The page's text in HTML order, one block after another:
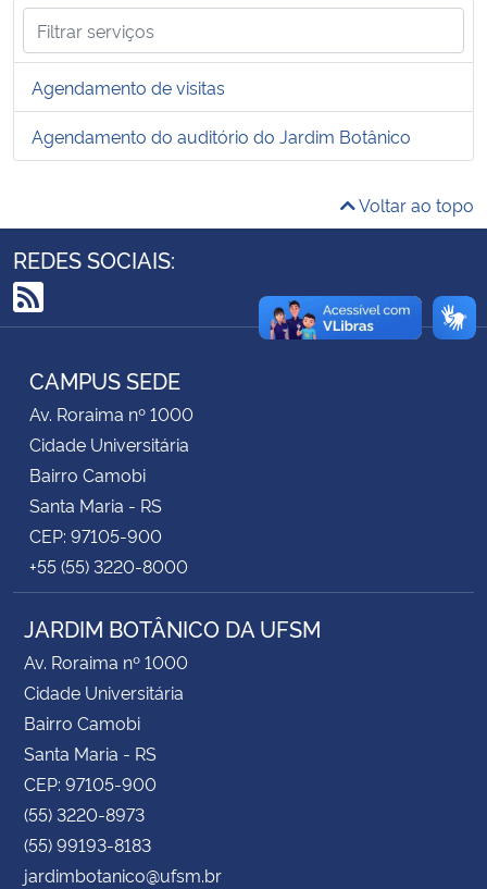
Ministério de Minas e Energia
Ministério da Ciência, Tecnologia, Inovações e Comunicações
Ministério do Meio Ambiente
Ministério do Desenvolvimento Regional
Ministério da Mulher, da Família e dos Direitos Humanos
Secretaria-Geral
Secretaria de Governo
Gabinete de Segurança Institucional
Advocacia-Geral da União
Agendamento de visitas
Agendamento do auditório do Jardim Botânico
Voltar ao topo
REDES SOCIAIS:
RSS
CAMPUS SEDE
Av. Roraima nº 1000
Cidade Universitária
Bairro Camobi
Santa Maria - RS
CEP: 97105-900
+55 (55) 3220-8000
JARDIM BOTÂNICO DA UFSM
Av. Roraima nº 1000
Cidade Universitária
Bairro Camobi
Santa Maria - RS
CEP: 97105-900
(55) 3220-8973
(55) 99193-8183
jardimbotanico@ufsm.br